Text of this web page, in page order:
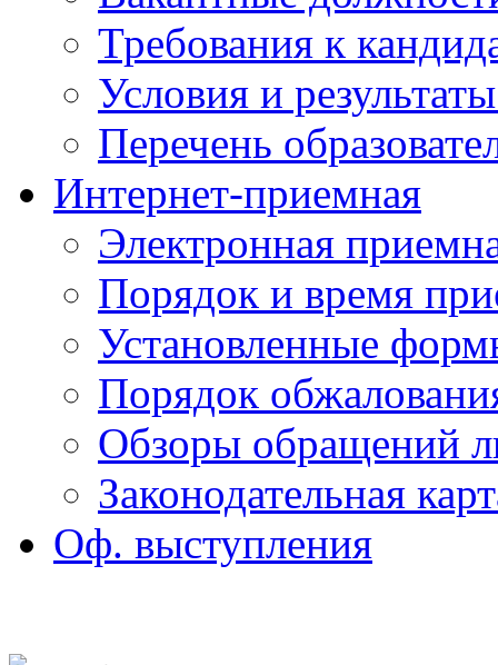
Требования к
Условия и
Перечень
Интернет-приемная
Электронная
Порядок и время
Установленные
Порядок
Обзоры обращений
Законодательная
Оф. выступления